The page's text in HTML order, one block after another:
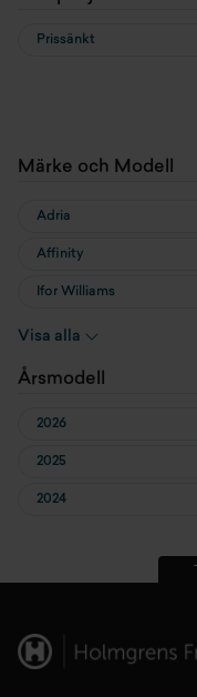
Prissänkt
Märke och Modell
Adria
Affinity
Ifor Williams
KABE
Sun Living
Visa alla
Årsmodell
2026
2025
2024